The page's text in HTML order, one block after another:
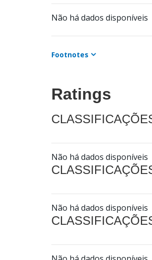
Não há dados disponíveis
Footnotes
Ratings
Não há dados disponíveis
Não há dados disponíveis